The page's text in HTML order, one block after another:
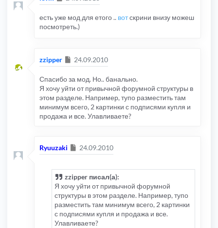
есть уже мод для етого .. вотскрини внизу можеш
посмотреть.)
zzipper Сообщение
24.09.2010
Спасибо за мод. Но.. банально.
Я хочу уйти от привычной форумной структуры в
этом разделе. Например, тупо разместить там
минимум всего, 2 картинки с подписями купля и
продажа и все. Улавливаете?
Ryuuzaki Сообщение
24.09.2010
zzipper писал(а):
Я хочу уйти от привычной форумной
структуры в этом разделе. Например, тупо
разместить там минимум всего, 2 картинки
с подписями купля и продажа и все.
Улавливаете?